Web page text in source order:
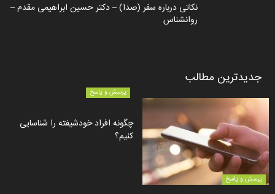
نکاتی درباره سفر (صدا) – دکتر حسین ابراهیمی مقدم –
روانشناس
جدیدترین مطالب
پرسش و پاسخ
چگونه افراد خودشیفته را شناسایی
کنیم؟
پرسش و پاسخ